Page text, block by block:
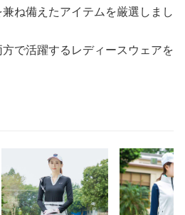
ね備えたアイテムを厳選しまし
で活躍するレディースウェアを